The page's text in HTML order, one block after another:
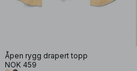
Åpen rygg drapert topp
NOK 459